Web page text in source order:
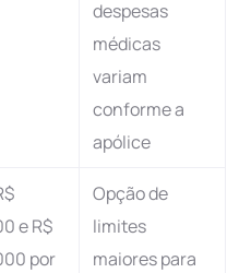
despesas
médicas
variam
conforme a
apólice
e R$
por
Opção de
limites
maiores para